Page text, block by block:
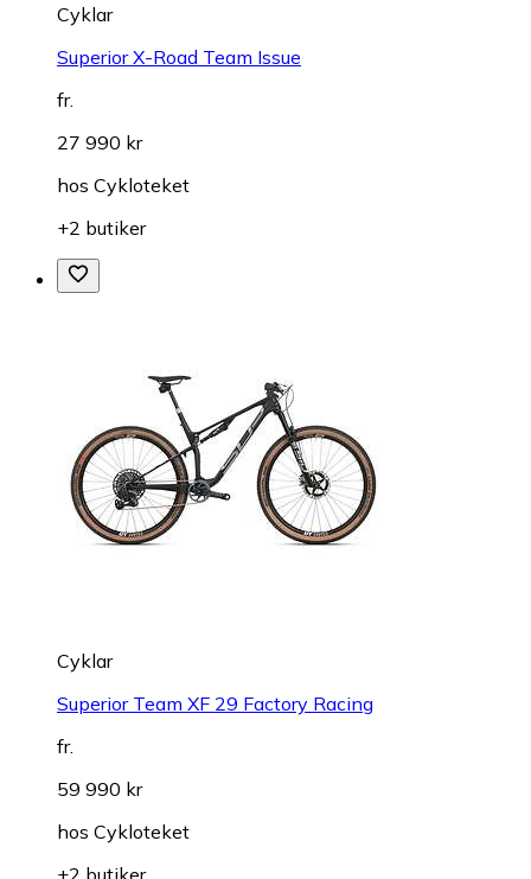
Cyklar
Superior X-Road Team Issue
fr.
27 990 kr
hos Cykloteket
+2 butiker
Cyklar
Superior Team XF 29 Factory Racing
fr.
59 990 kr
hos Cykloteket
+2 butiker